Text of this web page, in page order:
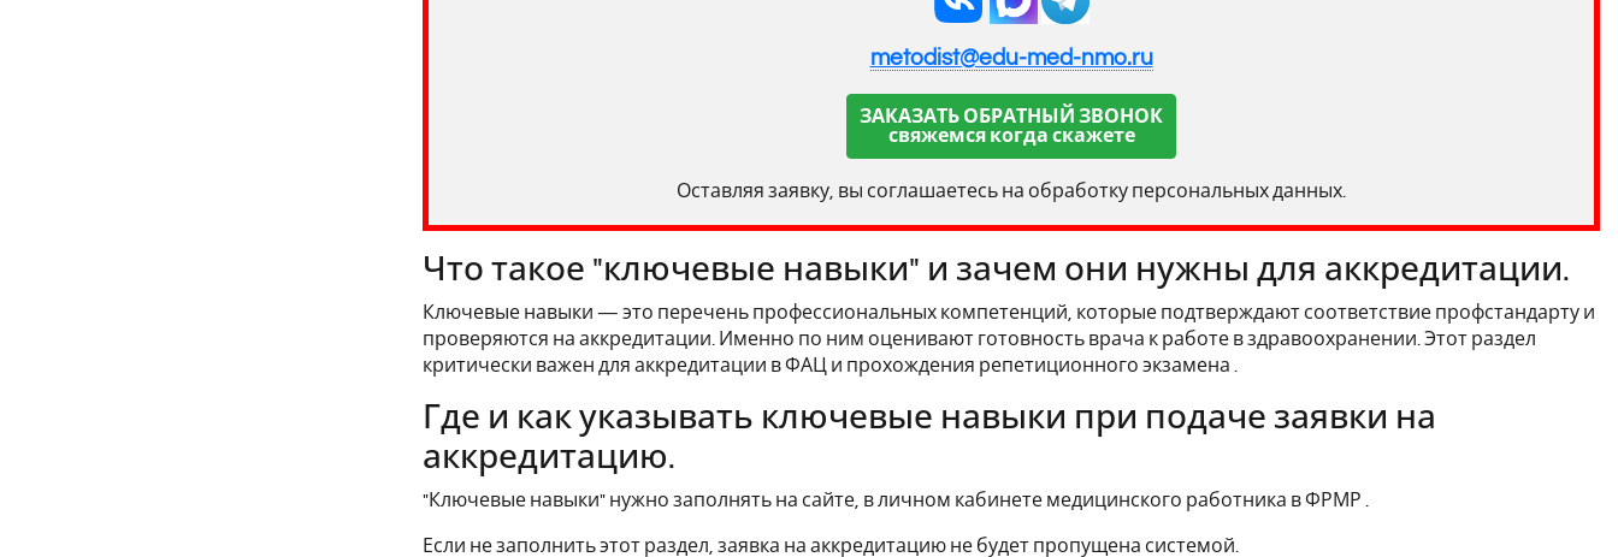
metodist@edu-med-nmo.ru
ЗАКАЗАТЬ ОБРАТНЫЙ ЗВОНОК
свяжемся когда скажете
Оставляя заявку, вы соглашаетесь на обработку персональных данных.
Что такое "ключевые навыки" и зачем они нужны для аккредитации.
Ключевые навыки — это перечень профессиональных компетенций, которые подтверждают соответствие профстандарту и
проверяются на аккредитации. Именно по ним оценивают готовность врача к работе в здравоохранении. Этот раздел
критически важен для аккредитации в ФАЦ и прохождения репетиционного экзамена .
Где и как указывать ключевые навыки при подаче заявки на
аккредитацию.
"Ключевые навыки" нужно заполнять на сайте, в личном кабинете медицинского работника в ФРМР .
Если не заполнить этот раздел, заявка на аккредитацию не будет пропущена системой.